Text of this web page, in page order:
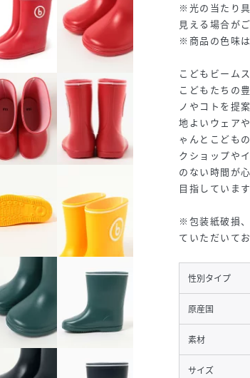
※光の当たり
見える場合が
※商品の色味
こどもビーム
こどもたちの
ノやコトを提
地よいウェア
ゃんとこども
クショップや
のない時間が
目指しています
※包装紙破損
ていただいてお
性別タイプ
原産国
素材
サイズ